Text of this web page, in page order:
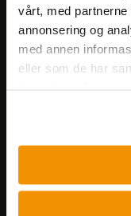
vårt, med partnerne
annonsering og
med annen
eller som de har
Nils Hansens vei 8